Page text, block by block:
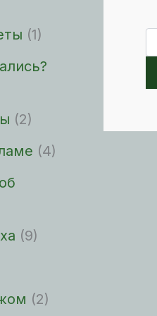
(1)
(2)
(4)
(9)
(2)